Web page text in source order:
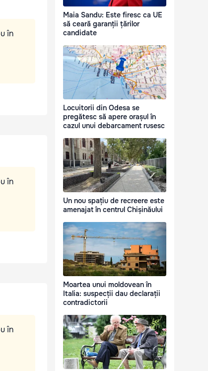
în
în
în
Maia Sandu: Este firesc ca UE
să ceară garanții țărilor
candidate
Locuitorii din Odesa se
pregătesc să apere orașul în
cazul unui debarcament rusesc
Un nou spațiu de recreere este
amenajat în centrul Chișinăului
Moartea unui moldovean în
Italia: suspecții dau declarații
contradictorii